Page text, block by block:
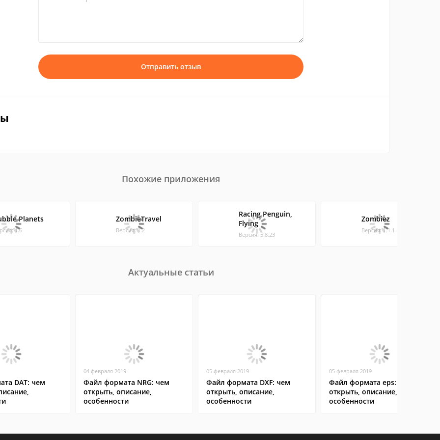
Отправить отзыв
Похожие приложения
Planets
1.6
ZombieTravel
Версия: 1.2
Racing Penguin,
Flying
Версия: 5.8.23
Zombiez
Версия: 1.1.1
Актуальные статьи
DAT: чем
04 февраля 2019
Файл формата NRG: чем
открыть, описание,
особенности
05 февраля 2019
Файл формата DXF: чем
открыть, описание,
особенности
05 февраля 2019
Файл формата eps: чем
открыть, описание,
особенности